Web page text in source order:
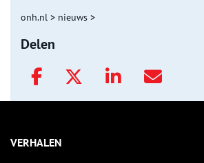
onh.nl > nieuws >
Delen
VERHALEN